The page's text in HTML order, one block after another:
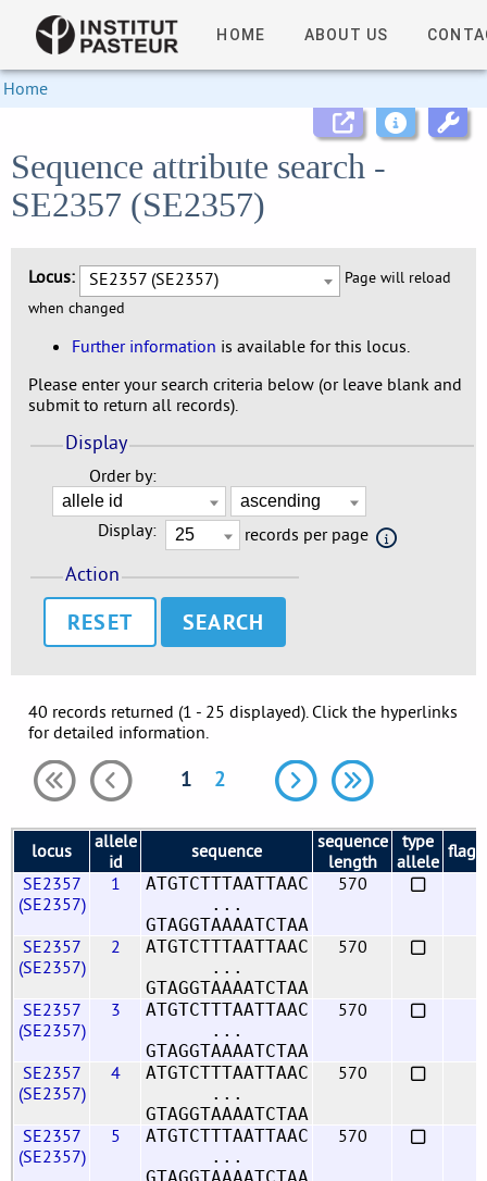
HOME ABOUT US
Home
Sequence attribute search -
SE2357 (SE2357)
Locus: SE2357 (SE2357)
Page will reload
when changed
Further information is available for this locus.
Please enter your search criteria below (or leave blank and
submit to return all records).
Display
Order by:
Display: records per page
Action
RESET
40 records returned (1 - 25 displayed). Click the hyperlinks
for detailed information.
1 2
locus
allele
id
sequence
sequence
length
type
allele flags
SE2357
(SE2357)
1
ATGTCTTTAATTAAC
...
GTAGGTAAAATCTAA
570
SE2357
(SE2357)
2
ATGTCTTTAATTAAC
...
GTAGGTAAAATCTAA
570
SE2357
(SE2357)
3
ATGTCTTTAATTAAC
...
GTAGGTAAAATCTAA
570
SE2357
(SE2357)
4
ATGTCTTTAATTAAC
...
GTAGGTAAAATCTAA
570
SE2357
(SE2357)
5
ATGTCTTTAATTAAC
...
570